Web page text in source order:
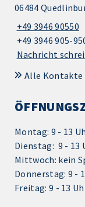
06484
+49 3946 90550
+49 3946 905-
Nachricht
Alle Kontakte
Montag: 9 - 13
Dienstag: 9 - 13
Mittwoch: kein
Donnerstag: 9 -
Freitag: 9 - 13